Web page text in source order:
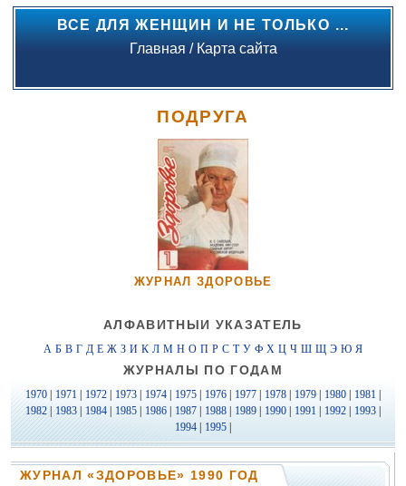
ВСЕ ДЛЯ ЖЕНЩИН И НЕ ТОЛЬКО ...
Главная / Карта сайта
ПОДРУГА
ЖУРНАЛ ЗДОРОВЬЕ
АЛФАВИТНЫЙ УКАЗАТЕЛЬ
А Б В Г Д Е Ж З И К Л М Н О П Р С Т У Ф Х Ц Ч Ш Щ Э Ю Я
ЖУРНАЛЫ ПО ГОДАМ
1970 1971 1972 1973 1974 1975 1976 1977 1978 1979 1980 1981
1982| 1983 1984 1985 1986 1987 1988 1989 1990 1991 1992 1993
1994
1995
ЖУРНАЛ «ЗДОРОВЬЕ» 1990 ГОД